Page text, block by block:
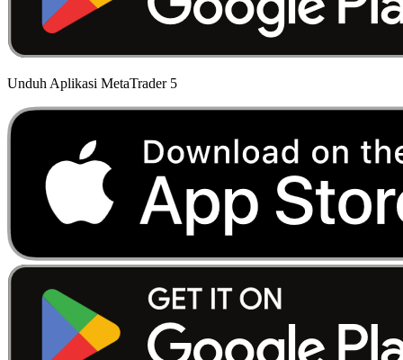
Unduh Aplikasi MetaTrader 5